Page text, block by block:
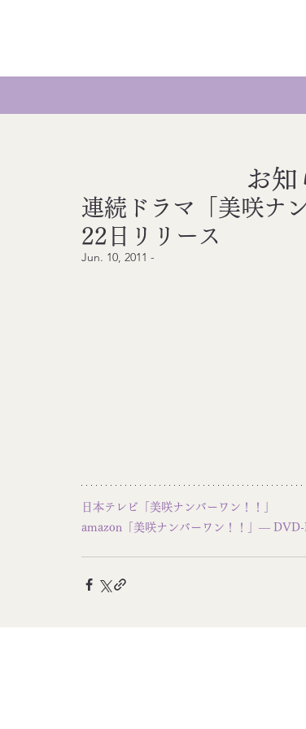
連続ドラマ「美咲ナ
22日リリース
Jun. 10, 2011 -
日本テレビ「美咲ナンバーワン！！」
amazon「美咲ナンバーワン！！」—
お知